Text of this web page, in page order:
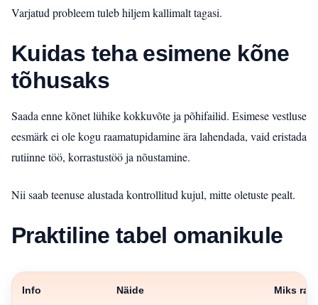
Varjatud probleem tuleb hiljem kallimalt tagasi.
Kuidas teha esimene kõne
tõhusaks
Saada enne kõnet lühike kokkuvõte ja põhifailid. Esimese vestluse
eesmärk ei ole kogu raamatupidamine ära lahendada, vaid eristada
rutiinne töö, korrastustöö ja nõustamine.
Nii saab teenuse alustada kontrollitud kujul, mitte oletuste pealt.
Praktiline tabel omanikule
Info Näide Miks